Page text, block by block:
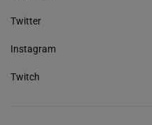
Twitter
Instagram
Twitch